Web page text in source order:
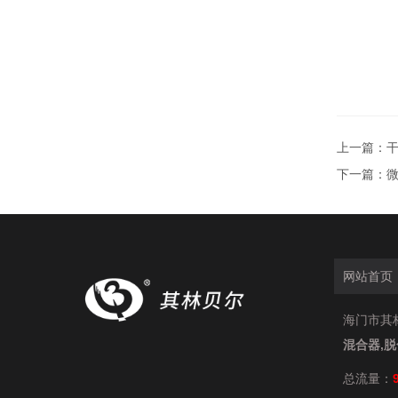
上一篇：
下一篇：
网站首页
海门市其
混合器,
总流量：